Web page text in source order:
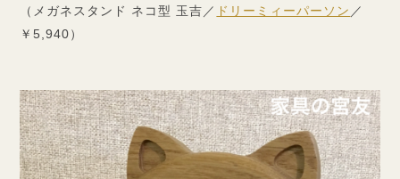
（メガネスタンド ネコ型 玉吉／ ドリーミィーパーソン ／
￥5,940）